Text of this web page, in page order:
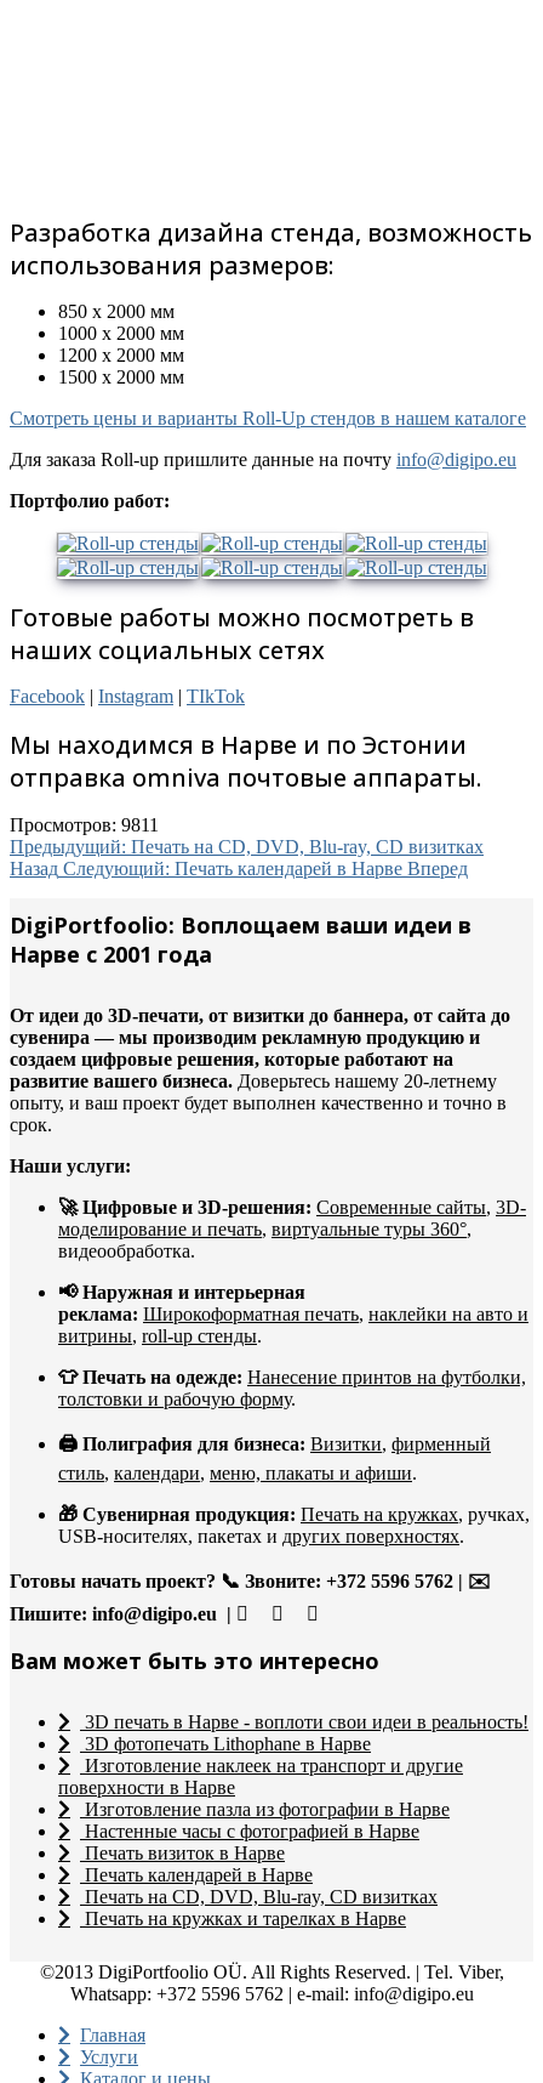
Разработка дизайна стенда, возможность
использования размеров:
850 x 2000 мм
1000 x 2000 мм
1200 x 2000 мм
1500 x 2000 мм
Смотреть цены и варианты Roll-Up стендов в нашем каталоге
Для заказа Roll-up пришлите данные на почту info@digipo.eu
Портфолио работ:
Готовые работы можно посмотреть в
наших социальных сетях
Facebook | Instagram | TIkTok
Мы находимся в Нарве и по Эстонии
отправка omniva почтовые аппараты.
Просмотров: 9811
Предыдущий: Печать на CD, DVD, Blu-ray, CD визитках
Назад Следующий: Печать календарей в Нарве Вперед
DigiPortfoolio: Воплощаем ваши идеи в
Нарве с 2001 года
От идеи до 3D-печати, от визитки до баннера, от сайта до
сувенира — мы производим рекламную продукцию и
создаем цифровые решения, которые работают на
развитие вашего бизнеса. Доверьтесь нашему 20-летнему
опыту, и ваш проект будет выполнен качественно и точно в
срок.
Наши услуги:
🚀 Цифровые и 3D-решения: Современные сайты, 3D-
моделирование и печать, виртуальные туры 360°,
видеообработка.
📢 Наружная и интерьерная
реклама: Широкоформатная печать, наклейки на авто и
витрины, roll-up стенды.
👕 Печать на одежде: Нанесение принтов на футболки,
толстовки и рабочую форму.
🖨️ Полиграфия для бизнеса: Визитки, фирменный
стиль, календари, меню, плакаты и афиши.
🎁 Сувенирная продукция: Печать на кружках, ручках,
USB-носителях, пакетах и других поверхностях.
Готовы начать проект? 📞 Звоните: +372 5596 5762 | ✉️
Пишите: info@digipo.eu |
Вам может быть это интересно
3D печать в Нарве - воплоти свои идеи в реальность!
3D фотопечать Lithophane в Нарве
Изготовление наклеек на транспорт и другие
поверхности в Нарве
Изготовление пазла из фотографии в Нарве
Настенные часы с фотографией в Нарве
Печать визиток в Нарве
Печать календарей в Нарве
Печать на CD, DVD, Blu-ray, CD визитках
Печать на кружках и тарелках в Нарве
©2013 DigiPortfoolio OÜ. All Rights Reserved. | Tel. Viber,
Whatsapp: +372 5596 5762 | e-mail: info@digipo.eu
Главная
Услуги
Каталог и цены